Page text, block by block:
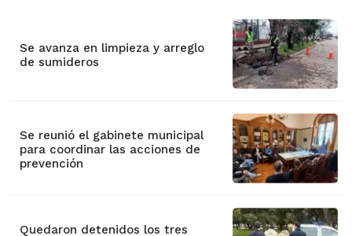
Se avanza en limpieza y arreglo
de sumideros
Se reunió el gabinete municipal
para coordinar las acciones de
prevención
Quedaron detenidos los tres